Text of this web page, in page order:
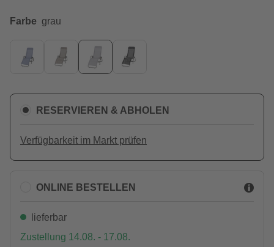
Farbe grau
RESERVIEREN & ABHOLEN
Verfügbarkeit im Markt prüfen
ONLINE BESTELLEN
lieferbar
Zustellung 14.08. - 17.08.